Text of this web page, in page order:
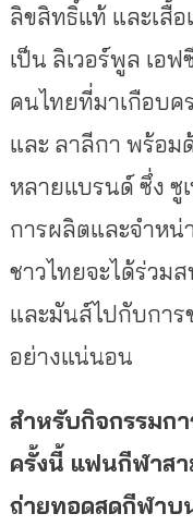
ลิขสิทธิ์แท้ และเสื้
เป็น ลิเวอร์พูล เอ
คนไทยที่มาเกือบค
และ ลาลีกา พร้อ
หลายแบรนด์ ซึ่ง ซู
การผลิตและจำหน่
ชาวไทยจะได้ร่วม
และมันส์ไปกับกา
อย่างแน่นอน
สำหรับกิจกรรมก
ครั้งนี้ แฟนกีฬาส
ถ่ายทอดสดกีฬา